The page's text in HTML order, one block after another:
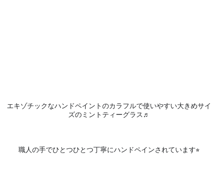
エキゾチックなハンドペイントのカラフルで使いやすい大きめサイ
ズのミントティーグラス♬
職人の手でひとつひとつ丁寧にハンドペインされています⭐︎